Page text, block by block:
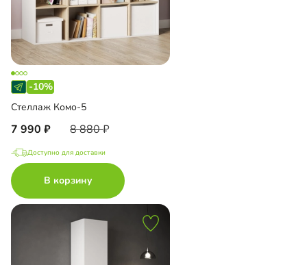
-10%
Стеллаж Комо-5
7 990 8 880
Доступно для доставки
В корзину